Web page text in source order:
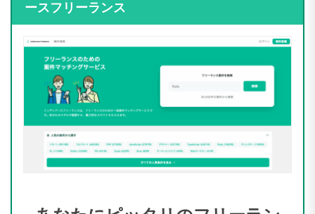
ースフリーランス